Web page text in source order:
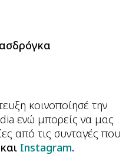
κοινοποίησέ την
ενώ μπορείς να μας
από τις συνταγές που
και Instagram.